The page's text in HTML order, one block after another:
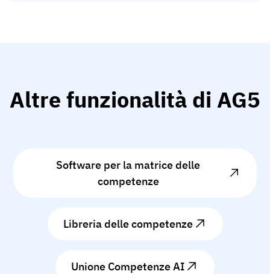
Altre funzionalità di AG5
Software per la matrice delle
competenze
Libreria delle competenze
Unione Competenze AI